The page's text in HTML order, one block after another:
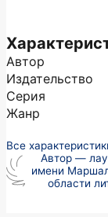
Автор
Издательство
Серия
Жанр
Все
Автор —
имени
области